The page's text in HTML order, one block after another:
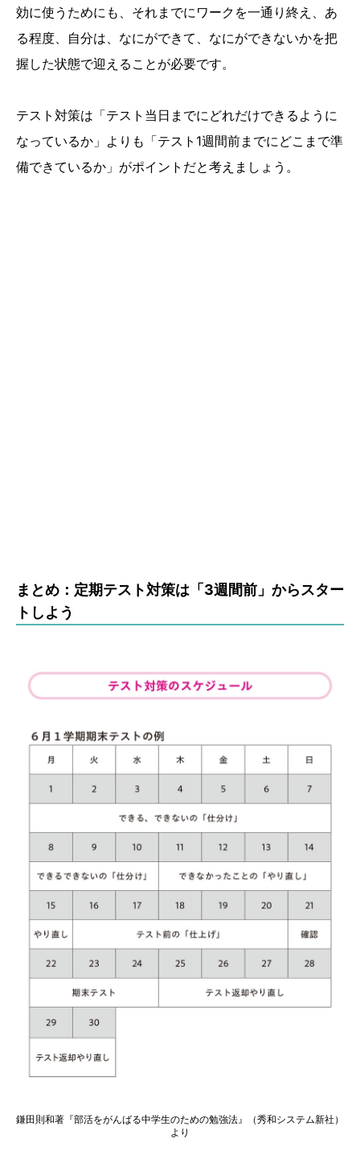
効に使うためにも、それまでにワークを一通り終え、あ
る程度、自分は、なにができて、なにができないかを把
握した状態で迎えることが必要です。
テスト対策は「テスト当日までにどれだけできるように
なっているか」よりも「テスト1週間前までにどこまで準
備できているか」がポイントだと考えましょう。
まとめ：定期テスト対策は「3週間前」からスター
トしよう
鎌田則和著『部活をがんばる中学生のための勉強法』（秀和システム新社）
より